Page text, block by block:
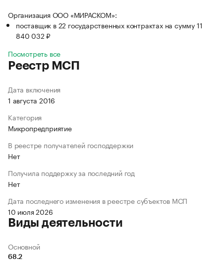
Организация ООО «МИРАСКОМ»:
поставщик в 22 государственных контрактах на сумму 11
840 032 ₽
Посмотреть все
Реестр МСП
Дата включения
1 августа 2016
Категория
Микропредприятие
В реестре получателей господдержки
Нет
Получила поддержку за последний год
Нет
Дата последнего изменения в реестре субъектов МСП
10 июля 2026
Виды деятельности
Основной
68.2